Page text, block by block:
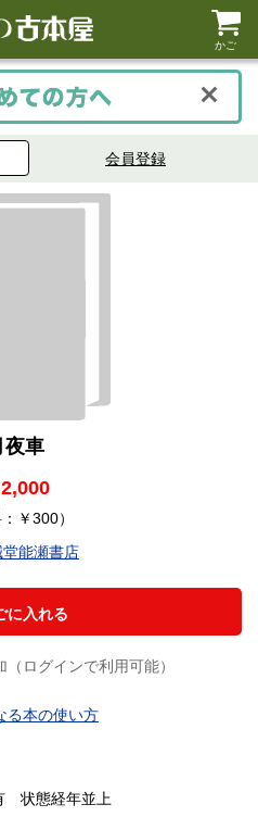
かご
会員登録
夜車
2,000
：￥300）
堂能瀬書店
に入れる
ログインで利用可能）
る本の使い方
状態経年並上